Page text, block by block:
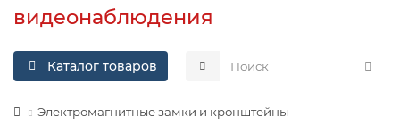
Каталог товаров
Электромагнитные замки и кронштейны